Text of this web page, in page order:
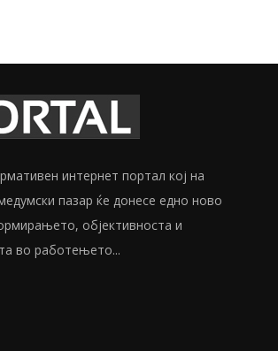
интернет портал кој на
пазар ќе донесе едно ново
објективноста и
во работењето...